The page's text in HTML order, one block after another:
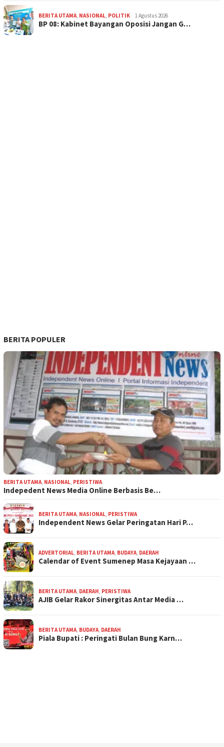
BERITA UTAMA, NASIONAL, POLITIK 1 Agustus 2026
BP 08: Kabinet Bayangan Oposisi Jangan G…
BERITA POPULER
BERITA UTAMA, NASIONAL, PERISTIWA
Indepedent News Media Online Berbasis Be…
BERITA UTAMA, NASIONAL, PERISTIWA
Independent News Gelar Peringatan Hari P…
ADVERTORIAL, BERITA UTAMA, BUDAYA, DAERAH
Calendar of Event Sumenep Masa Kejayaan …
BERITA UTAMA, DAERAH, PERISTIWA
AJIB Gelar Rakor Sinergitas Antar Media …
BERITA UTAMA, BUDAYA, DAERAH
Piala Bupati : Peringati Bulan Bung Karn…